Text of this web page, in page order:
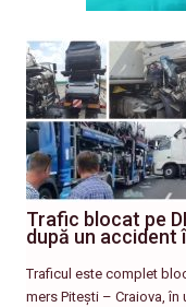
Trafic blocat pe
după un
Traficul este complet
mers Pitești – Craiova,